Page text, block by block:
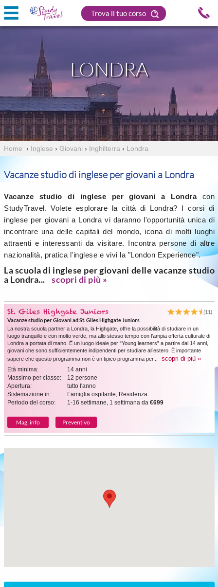
Trova il tuo corso
LONDRA
Home › Inglese › Giovani › Inghilterra › Londra
Vacanze studio di inglese per giovani a Londra
Vacanze studio di inglese per giovani a Londracon
StudyTravel. Volete esplorare la città di Londra? I corsi di
inglese per giovani a Londra vi daranno l'opportunità unica di
incontrare una delle capitali del mondo, icona di molti luoghi
attraenti e interessanti da visitare. Incontra persone di altre
nazionalità, pratica l'inglese e vivi la "London Experience".
La scuola di inglese per giovani delle vacanze studio
a Londra...
scopri di più »
St. Giles Highgate Juniors
(11)
Vacanze studio per Giovani ad St. Giles Highgate Juniors
La nostra scuola partner a Londra, la Highgate, offre la possibilità di studiare in un
luogo tranquillo e con molto verde, ma allo stesso tempo con l’ampia offerta culturale di
Londra a portata di mano. È un luogo ideale per “Young learners” a partire dai 14 anni,
giovani che sono sufficientemente indipendenti per studiare all’estero. È importante
sapere che questo programma non è un tipico programma per...
scopri di più »
Età minima:
14 anni
Massimo per classe:
12 persone
Apertura:
tutto l'anno
Sistemazione in:
Famiglia ospitante, Residenza
Periodo del corso:
1-16 settimane, 1 settimana da €699
Mag. info Preventivo